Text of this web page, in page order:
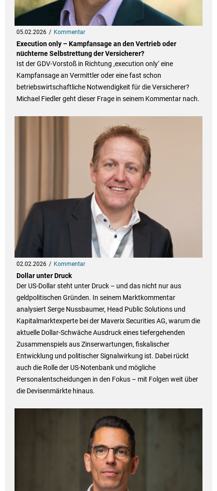
05.02.2026 Kommentar
Execution only – Kampfansage an den Vertrieb oder
nüchterne Selbstrettung der Versicherer?
Ist der GDV-Vorstoß in Richtung ‚execution only‘ eine
Kampfansage an Vermittler oder eine fast schon
betriebswirtschaftliche Notwendigkeit für die Versicherer?
Michael Fiedler geht dieser Frage in seinem Kommentar nach.
02.02.2026 Kommentar
Dollar unter Druck
Der US-Dollar steht unter Druck – und das nicht nur aus
geldpolitischen Gründen. In seinem Marktkommentar
analysiert Serge Nussbaumer, Head Public Solutions und
Kapitalmarktexperte bei der Maverix Securities AG, warum die
aktuelle Dollar-Schwäche Ausdruck eines tiefergehenden
Zusammenspiels aus Zinserwartungen, fiskalischer
Entwicklung und politischer Signalwirkung ist. Dabei rückt
auch die Rolle der US-Notenbank und mögliche
Personalentscheidungen in den Fokus – mit Folgen weit über
die Devisenmärkte hinaus.